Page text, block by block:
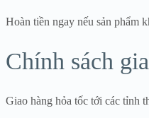
Hoàn tiền ngay nếu sản phẩm
Chính sách
Giao hàng hỏa tốc tới các tỉnh